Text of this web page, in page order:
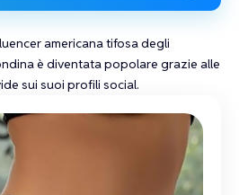
americanatifosa degli
è diventata popolare grazie alle
sui suoi profili social.